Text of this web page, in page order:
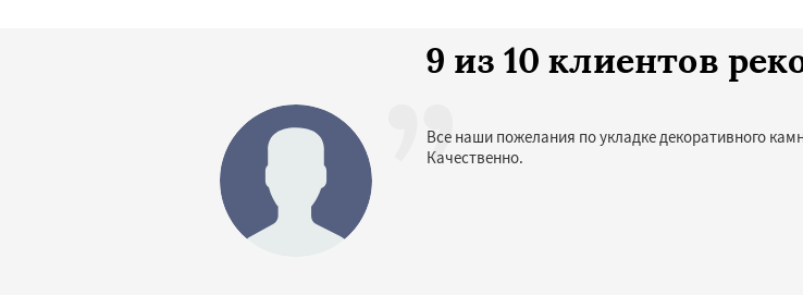
9 из 10 клиентов
Все наши пожелания по укладке декоративного
Качественно.